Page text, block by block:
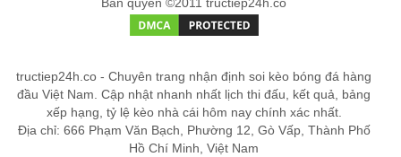
tructiep24h.co - Chuyên trang nhận định soi kèo bóng đá hàng
đầu Việt Nam. Cập nhật nhanh nhất lịch thi đấu, kết quả, bảng
xếp hạng, tỷ lệ kèo nhà cái hôm nay chính xác nhất.
Địa chỉ: 666 Phạm Văn Bạch, Phường 12, Gò Vấp, Thành Phố
Hồ Chí Minh, Việt Nam